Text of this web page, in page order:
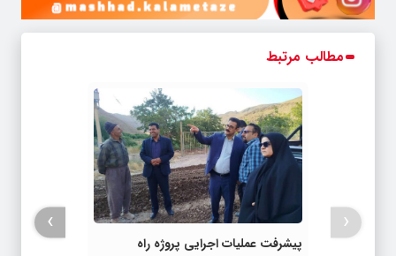
مطالب مرتبط
پیشرفت عملیات اجرایی پروژه راه
‹
›